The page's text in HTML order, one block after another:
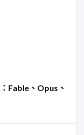
Fable、Opus、